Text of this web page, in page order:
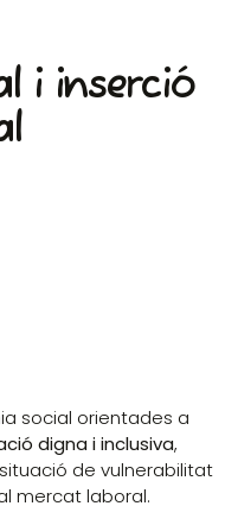
i inserció
social orientades a
digna i inclusiva,
de vulnerabilitat
mercat laboral.